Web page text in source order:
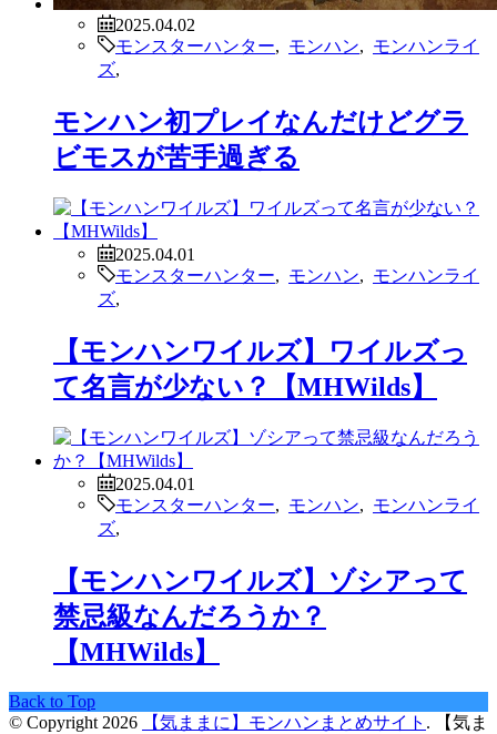
2025.04.02
モンスターハンター
モンハン
モンハンライ
ズ
モンハン初プレイなんだけどグラ
ビモスが苦手過ぎる
2025.04.01
モンスターハンター
モンハン
モンハンライ
ズ
【モンハンワイルズ】ワイルズっ
て名言が少ない？【MHWilds】
2025.04.01
モンスターハンター
モンハン
モンハンライ
ズ
【モンハンワイルズ】ゾシアって
禁忌級なんだろうか？
【MHWilds】
Back to Top
© Copyright 2026
【気ままに】モンハンまとめサイト .
【気ま